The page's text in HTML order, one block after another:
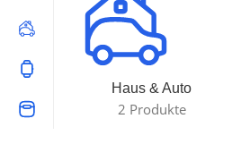
Haus & Auto
2 Produkte